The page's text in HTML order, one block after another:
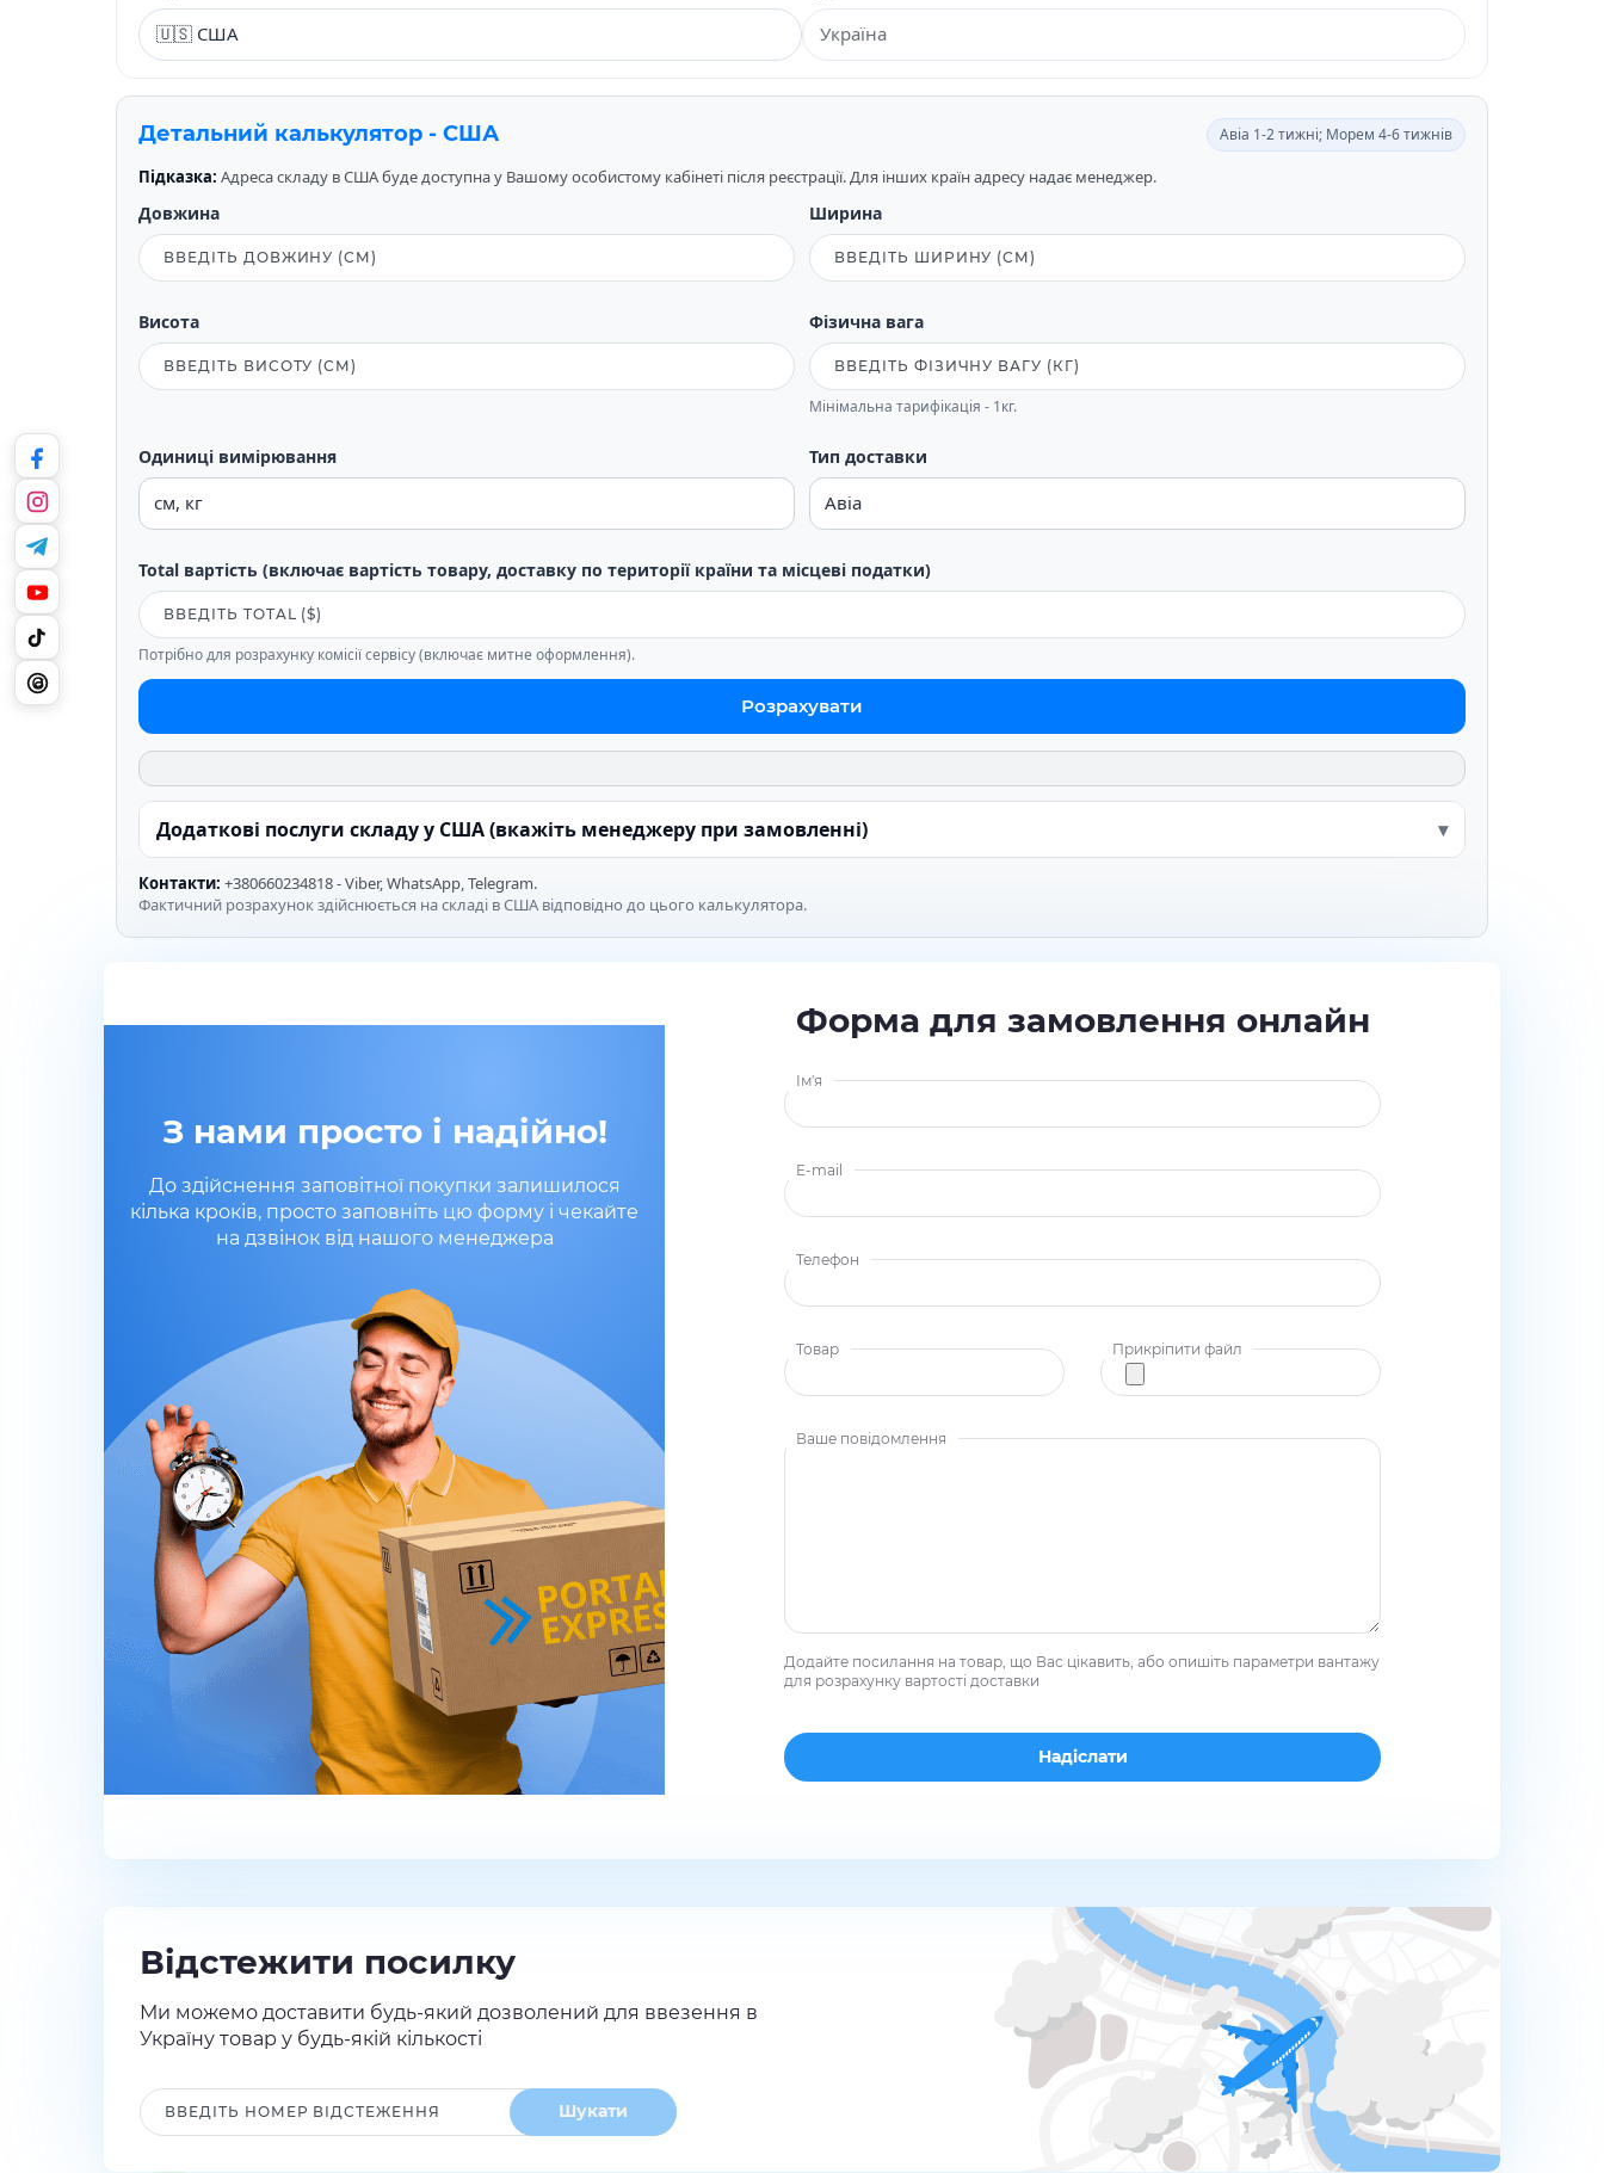
Детальний калькулятор - США Авіа 1-2 тижні; Морем 4-6 тижнів
Підказка: Адреса складу в США буде доступна у Вашому особистому кабінеті після реєстрації. Для інших країн адресу надає менеджер.
Довжина Ширина
Висота Фізична вага
Мінімальна тарифікація - 1кг.
Одиниці вимірювання Тип доставки
Total вартість (включає вартість товару, доставку по території країни та місцеві податки)
Потрібно для розрахунку комісії сервісу (включає митне оформлення).
Розрахувати
Додаткові послуги складу у США (вкажіть менеджеру при замовленні)
Контакти: +380660234818 - Viber, WhatsApp, Telegram.
Фактичний розрахунок здійснюється на складі в США відповідно до цього калькулятора.
З нами просто і надійно!
До здійснення заповітної покупки залишилося
кілька кроків, просто заповніть цю форму і чекайте
на дзвінок від нашого менеджера
Форма для замовлення онлайн
Ім'я
E-mail
Телефон
Товар Прикріпити файл
Ваше повідомлення
Додайте посилання на товар, що Вас цікавить, або опишіть параметри вантажу
для розрахунку вартості доставки
Відстежити посилку
Ми можемо доставити будь-який дозволений для ввезення в
Україну товар у будь-якій кількості
Шукати